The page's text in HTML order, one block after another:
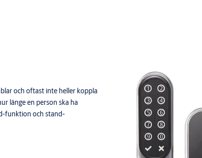
och oftast inte heller koppla
länge en person ska ha
funktion och stand-